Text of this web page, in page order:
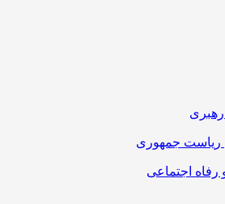
ریاست جمهوری
رفاه اجتماعی